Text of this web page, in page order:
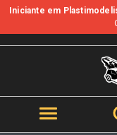
b
Iniciante em